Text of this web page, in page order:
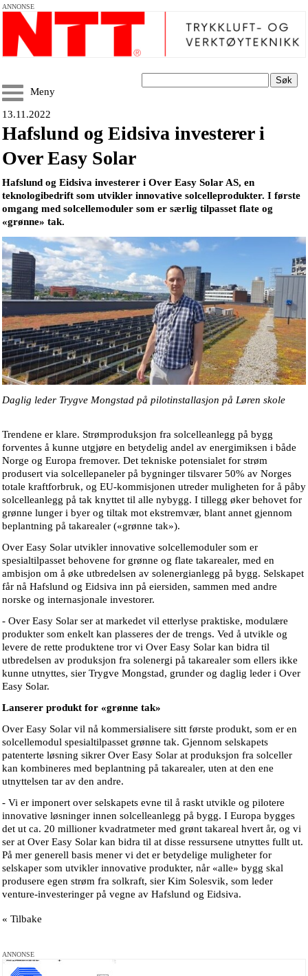
ANNONSE
Søk
Meny
13.11.2022
Hafslund og Eidsiva investerer i
Over Easy Solar
Hafslund og Eidsiva investerer i Over Easy Solar AS, en
teknologibedrift som utvikler innovative solcelleprodukter. I første
omgang med solcellemoduler som er særlig tilpasset flate og
«grønne» tak.
Daglig leder Trygve Mongstad på pilotinstallasjon på Løren skole
Trendene er klare. Strømproduksjon fra solcelleanlegg på bygg
forventes å kunne utgjøre en betydelig andel av energimiksen i både
Norge og Europa fremover. Det tekniske potensialet for strøm
produsert via solcellepaneler på bygninger tilsvarer 50% av Norges
totale kraftforbruk, og EU-kommisjonen utreder muligheten for å påby
solcelleanlegg på tak knyttet til alle nybygg. I tillegg øker behovet for
grønne lunger i byer og tiltak mot ekstremvær, blant annet gjennom
beplantning på takarealer («grønne tak»).
Over Easy Solar utvikler innovative solcellemoduler som er
spesialtilpasset behovene for grønne og flate takarealer, med en
ambisjon om å øke utbredelsen av solenergianlegg på bygg. Selskapet
får nå Hafslund og Eidsiva inn på eiersiden, sammen med andre
norske og internasjonale investorer.
- Over Easy Solar ser at markedet vil etterlyse praktiske, modulære
produkter som enkelt kan plasseres der de trengs. Ved å utvikle og
levere de rette produktene tror vi Over Easy Solar kan bidra til
utbredelsen av produksjon fra solenergi på takarealer som ellers ikke
kunne utnyttes, sier Trygve Mongstad, grunder og daglig leder i Over
Easy Solar.
Lanserer produkt for «grønne tak»
Over Easy Solar vil nå kommersialisere sitt første produkt, som er en
solcellemodul spesialtilpasset grønne tak. Gjennom selskapets
patenterte løsning sikrer Over Easy Solar at produksjon fra solceller
kan kombineres med beplantning på takarealer, uten at den ene
utnyttelsen tar av den andre.
- Vi er imponert over selskapets evne til å raskt utvikle og pilotere
innovative løsninger innen solcelleanlegg på bygg. I Europa bygges
det ut ca. 20 millioner kvadratmeter med grønt takareal hvert år, og vi
ser at Over Easy Solar kan bidra til at disse ressursene utnyttes fullt ut.
På mer generell basis mener vi det er betydelige muligheter for
selskaper som utvikler innovative produkter, når «alle» bygg skal
produsere egen strøm fra solkraft, sier Kim Solesvik, som leder
venture-investeringer på vegne av Hafslund og Eidsiva.
« Tilbake
ANNONSE